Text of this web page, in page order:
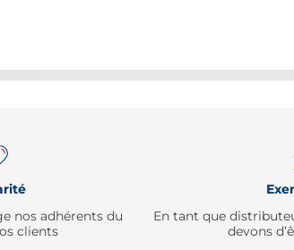
nos adhérents du
clients
En tant que
devons